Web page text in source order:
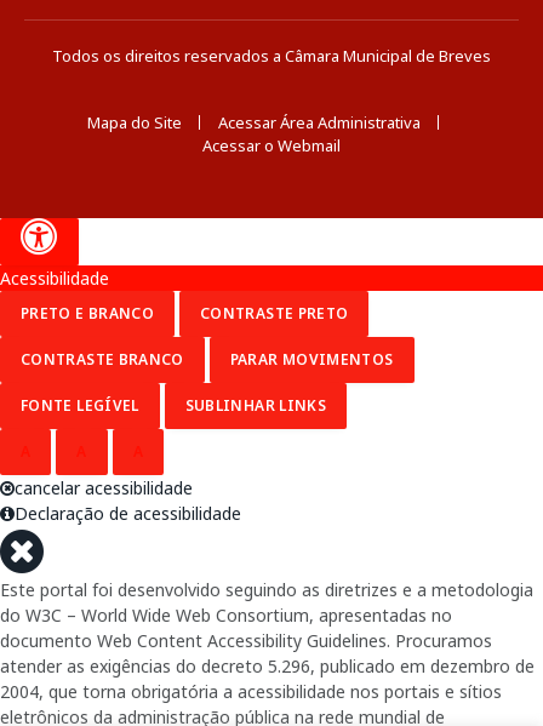
Todos os direitos reservados a Câmara Municipal de Breves
Mapa do Site
Acessar Área Administrativa
Acessar o Webmail
Acessibilidade
PRETO E BRANCO CONTRASTE PRETO
CONTRASTE BRANCO PARAR MOVIMENTOS
FONTE LEGÍVEL SUBLINHAR LINKS
cancelar acessibilidade
Declaração de acessibilidade
Este portal foi desenvolvido seguindo as diretrizes e a metodologia
do W3C – World Wide Web Consortium, apresentadas no
documento Web Content Accessibility Guidelines. Procuramos
atender as exigências do decreto 5.296, publicado em dezembro de
2004, que torna obrigatória a acessibilidade nos portais e sítios
eletrônicos da administração pública na rede mundial de